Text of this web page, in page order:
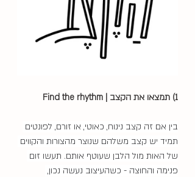
1) תמצאו את הקצב | Find the rhythm
בין אם זה קצב נינוח, כאוטי, או זורם, לפונטים
תמיד יש קצב משלהם שנוצר מהצורות והקווים
של האות מול הלבן שעוטף אותם. תעשו זום
פנימה והחוצה - כשהעיצוב נעשה נכון,